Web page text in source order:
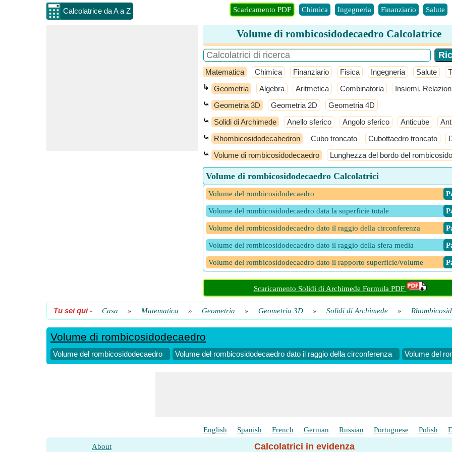
Calcolatrice da A a Z Scaricamento PDF Chimica Ingegneria Finanziario Salute
Volume di rombicosidodecaedro Calcolatrice
Matematica Chimica Finanziario Fisica Ingegneria Salute
↳ Geometria Algebra Aritmetica Combinatoria Insiemi,
⤿ Geometria 3D Geometria 2D Geometria 4D
⤿ Solidi di Archimede Anello sferico Angolo sferico Anticube
⤿ Rhombicosidodecahedron Cubo troncato Cubottaedro troncato
⤿ Volume di rombicosidodecaedro Lunghezza del bordo del
Volume di rombicosidodecaedro Calcolatrici
Volume del rombicosidodecaedro
Volume del rombicosidodecaedro data la superficie totale
Volume del rombicosidodecaedro dato il raggio della circonferenza
Volume del rombicosidodecaedro dato il raggio della sfera media
Volume del rombicosidodecaedro dato il rapporto superficie/volume
Scaricamento Solidi di Archimede Formula PDF
Tu sei qui- Casa » Matematica » Geometria » Geometria 3D » Solidi di Archimede »
Volume di rombicosidodecaedro
Volume del rombicosidodecaedro Volume del rombicosidodecaedro dato il raggio della circonferenza Volume del
English Spanish French German Russian Portuguese Polish
About Calcolatrici in evidenza